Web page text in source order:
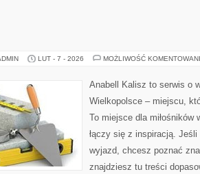
LUT - 7 - 2026 MOŻLIWOŚĆ
Anabell Kalisz to serwis o
Wielkopolsce – miejscu,
To miejsce dla miłośników
łączy się z inspiracją.
wyjazd, chcesz poznać
znajdziesz tu treści